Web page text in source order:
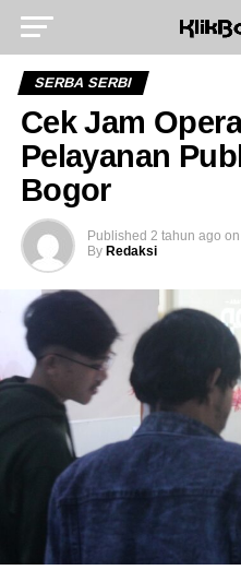
SERBA SERBI
Cek Jam
Pelayanan
Bogor
Published 2 tahun ago on
By Redaksi
Go to